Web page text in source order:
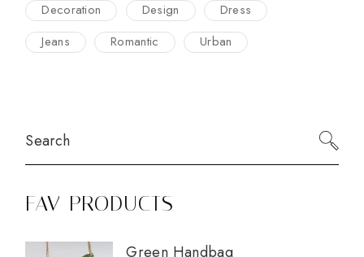
Decoration Design
Dress
Jeans
Romantic Urban
FAV PRODUCTS
Green Handbag